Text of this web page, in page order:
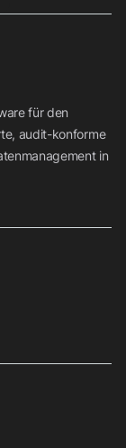
für den
audit-konforme
in